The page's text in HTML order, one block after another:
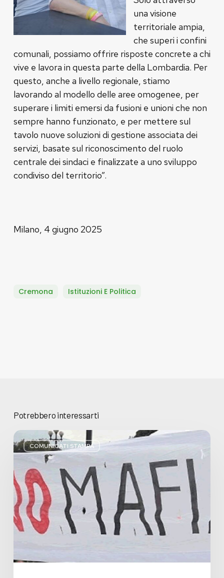
una visione
territoriale ampia,
che superi i confini
comunali, possiamo offrire risposte concrete a chi
vive e lavora in questa parte della Lombardia. Per
questo, anche a livello regionale, stiamo
lavorando al modello delle aree omogenee, per
superare i limiti emersi da fusioni e unioni che non
sempre hanno funzionato, e per mettere sul
tavolo nuove soluzioni di gestione associata dei
servizi, basate sul riconoscimento del ruolo
centrale dei sindaci e finalizzate a uno sviluppo
condiviso del territorio”.
Milano, 4 giugno 2025
Cremona Istituzioni E Politica
Potrebbero interessarti
COMUNICATI STAMPA
Basta
bugie,
Regione
Lombardia
pratica
l’antimafia
solo
a
parole